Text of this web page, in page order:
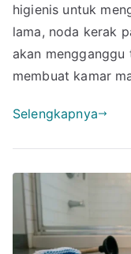
higienis untuk
lama, noda kerak
akan mengganggu
membuat kamar
Selengkapnya